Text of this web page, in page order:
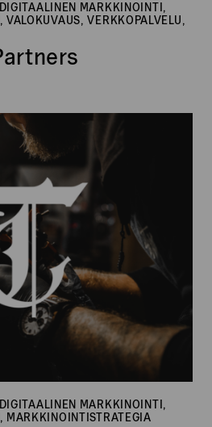
MARKKINOINTI,
VERKKOPALVELU,
MARKKINOINTI,
MARKKINOINTISTRATEGIA